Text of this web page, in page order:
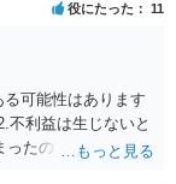
役にたった 11
可能性はあります
利益は生じないと
たので請求されて